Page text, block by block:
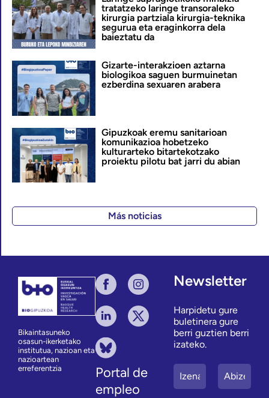
tratatzeko laringe transoraleko
kirurgia partziala kirurgia-teknika
segurua eta eraginkorra dela
baieztatu da
Gizarte-interakzioen aztarna
biologikoa saguen burmuinetan
ezberdina sexuaren arabera
Gipuzkoak eremu sanitarioan
komunikazioa hobetzeko
kulturarteko bitartekotzako
proiektu pilotu bat jarri du abian
Más noticias
Bikaintasuneko
osasun-ikerketako
institutua, nazioan eta
nazioartean
erreferentzia
Portal de
empleo
Newsletter
Harpidetu gure
buletinera gure
berri guztien berri
izateko.